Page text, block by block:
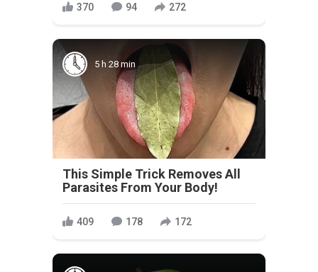
370 94 272
5 h 28 min
This Simple Trick Removes All
Parasites From Your Body!
409 178 172